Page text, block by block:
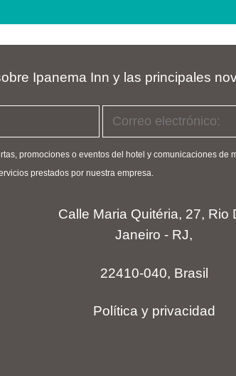
Ipanema Inn y las principales
promociones o eventos del hotel y comunicaciones de
prestados por nuestra empresa.
Calle Maria Quitéria, 27, Rio
Janeiro - RJ,
22410-040, Brasil
Política y privacidad